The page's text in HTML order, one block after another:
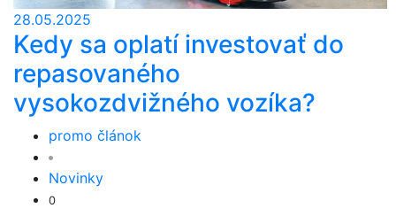
28.05.2025
Kedy sa oplatí investovať do
repasovaného
vysokozdvižného vozíka?
promo článok
Novinky
0